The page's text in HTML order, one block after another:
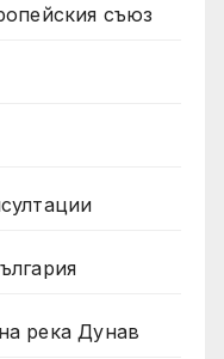
съюз
река Дунав